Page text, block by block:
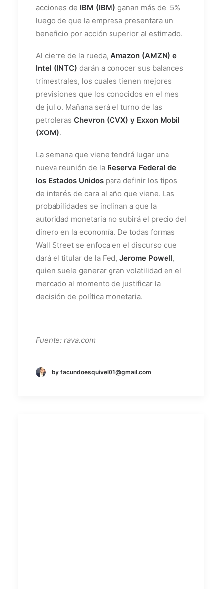
acciones de IBM (IBM) ganan más del 5%
luego de que la empresa presentara un
beneficio por acción superior al estimado.
Al cierre de la rueda, Amazon (AMZN) e
Intel (INTC) darán a conocer sus balances
trimestrales, los cuales tienen mejores
previsiones que los conocidos en el mes
de julio. Mañana será el turno de las
petroleras Chevron (CVX) y Exxon Mobil
(XOM).
La semana que viene tendrá lugar una
nueva reunión de la Reserva Federal de
los Estados Unidos para definir los tipos
de interés de cara al año que viene. Las
probabilidades se inclinan a que la
autoridad monetaria no subirá el precio del
dinero en la economía. De todas formas
Wall Street se enfoca en el discurso que
dará el titular de la Fed, Jerome Powell,
quien suele generar gran volatilidad en el
mercado al momento de justificar la
decisión de política monetaria.
Fuente: rava.com
by facundoesquivel01@gmail.com